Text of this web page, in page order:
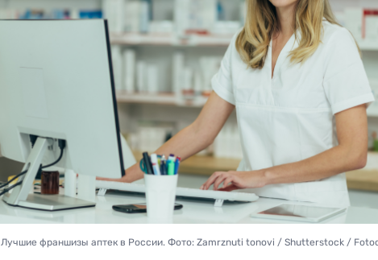
Лучшие франшизы аптек в России. Фото: Zamrznuti tonovi / Shutterstock /